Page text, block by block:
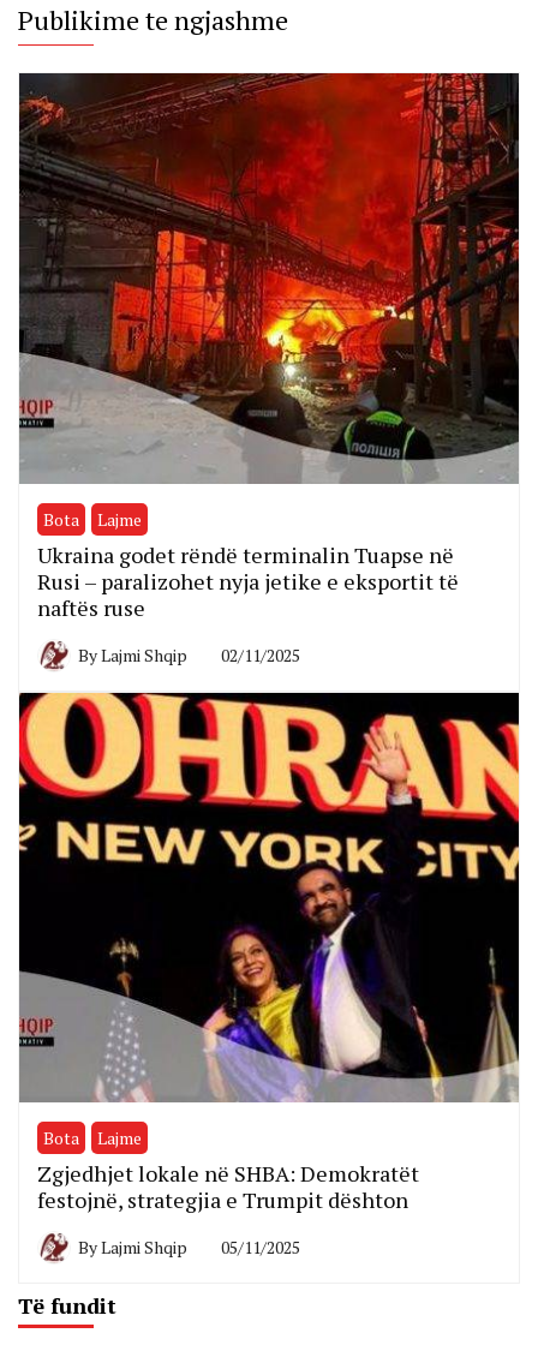
Publikime te ngjashme
Bota Lajme
Ukraina godet rëndë terminalin Tuapse në
Rusi – paralizohet nyja jetike e eksportit të
naftës ruse
ByLajmi Shqip 02/11/2025
Bota Lajme
Zgjedhjet lokale në SHBA: Demokratët
festojnë, strategjia e Trumpit dështon
ByLajmi Shqip 05/11/2025
Të fundit